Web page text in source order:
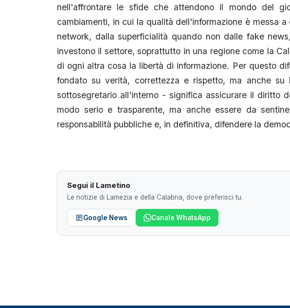
nell'affrontare le sfide che attendono il mondo del
cambiamenti, in cui la qualità dell'informazione è messa
network, dalla superficialità quando non dalle fake
investono il settore, soprattutto in una regione come la
di ogni altra cosa la libertà di informazione. Per questo
fondato su verità, correttezza e rispetto, ma anche
sottosegretario all'interno - significa assicurare il diritto
modo serio e trasparente, ma anche essere da
responsabilità pubbliche e, in definitiva, difendere la
Segui il Lametino
Le notizie di Lamezia e della Calabria, dove preferisci tu.
Google News Canale WhatsApp